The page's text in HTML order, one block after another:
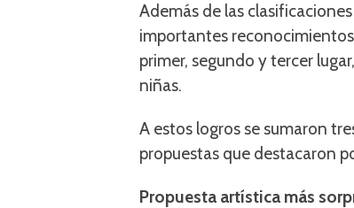
Además de las
importantes
primer, segundo y tercer
niñas.
A estos logros se sumaron
propuestas que destacaron
Propuesta artística más